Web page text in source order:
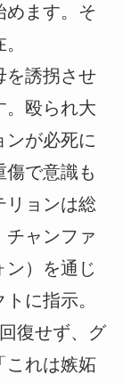
めます。そ
を誘拐させ
。殴られ大
ンが必死に
傷で意識も
リョンは総
チャンファ
ン）を通じ
に指示。
復せず、グ
これは嫉妬